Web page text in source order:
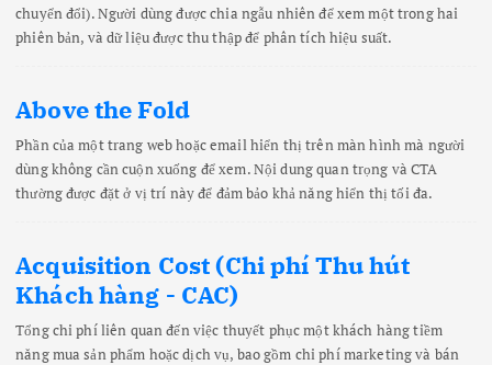
chuyển đổi). Người dùng được chia ngẫu nhiên để xem một trong hai
phiên bản, và dữ liệu được thu thập để phân tích hiệu suất.
Above the Fold
Phần của một trang web hoặc email hiển thị trên màn hình mà người
dùng không cần cuộn xuống để xem. Nội dung quan trọng và CTA
thường được đặt ở vị trí này để đảm bảo khả năng hiển thị tối đa.
Acquisition Cost (Chi phí Thu hút
Khách hàng - CAC)
Tổng chi phí liên quan đến việc thuyết phục một khách hàng tiềm
năng mua sản phẩm hoặc dịch vụ, bao gồm chi phí marketing và bán